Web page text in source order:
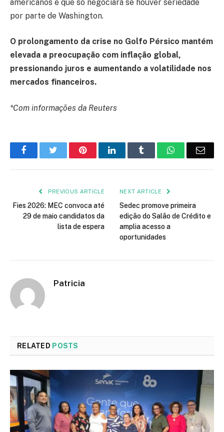
americanos e que só negociará se houver seriedade
por parte de Washington.
O prolongamento da crise no Golfo Pérsico mantém
elevada a preocupação com inflação global,
pressionando juros e aumentando a volatilidade nos
mercados financeiros.
*Com informações da Reuters
FacebookTwitter PinterestLinkedIn Tumblr WhatsApp
PREVIOUS ARTICLE
Fies 2026: MEC convoca até
29 de maio candidatos da
lista de espera
NEXT ARTICLE
Sedec promove primeira
edição do Salão de Crédito e
amplia acesso a
oportunidades
Patricia
RELATED POSTS